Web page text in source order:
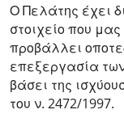
Ο Πελάτης έχει
στοιχείο που
προβάλλει
επεξεργασία
βάσει της
του ν. 2472/1997.